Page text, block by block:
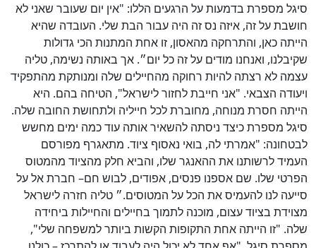
סיגל מספרת בדמעות על הרגעים הללו: "אין יום שעובר שאני לא
חושבת על זה, איזה נס זה היה עבור הבת שלי. העובדה שהיא
הייתה כאן, והתרחקה מהאסון, זו אחת המתנות הכי גדולות
שקיבלנו, ואנחנו מודים על זה כל יום״. אך באותה נשימה, טליה
עצמה לא רצתה להיות רחוקה מהחיילים שלה ומנותקת מהתפקיד
ויעודה הצבאי. "אני חייבת לחזור לישראל", הטיחה בהם. היא
הייתה חסרת מנוחה, מחוברת לכל חייליה ולתחושת החובה שלה.
סיגל מספרת כיצד ניסתה להשאיר אותה עוד כמה ימים מחשש
לבטחונה: "אמרתי לה, בואי נאסוף ציוד. מתאגרף מפורסם
העמיד לרשותנו את ההאנגר שלו, והביא חלק מהציוד מהמטוס
הפרטי שלו. שם אספנו פנסים, אפודים, לבוש חם– חברת אל על
סייעה לנו להעמיס את הכל על המטוסים.״ טליה חזרה לישראל
מצוידת בציוד עצום, מוכנה לתמוך בחיילים והחיילות ביחידה
שלה. "זו הייתה אחת התקופות הקשות ביותר למשפחה שלי",